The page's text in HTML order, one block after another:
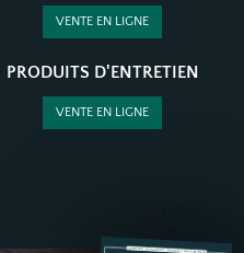
VENTE EN LIGNE
PRODUITS D'ENTRETIEN
VENTE EN LIGNE